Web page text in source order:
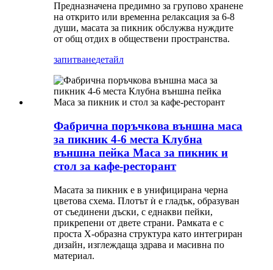
Предназначена предимно за групово хранене
на открито или временна релаксация за 6-8
души, масата за пикник обслужва нуждите
от общ отдих в обществени пространства.
запитванедетайл
Фабрична поръчкова външна маса
за пикник 4-6 места Клубна
външна пейка Маса за пикник и
стол за кафе-ресторант
Масата за пикник е в унифицирана черна
цветова схема. Плотът ѝ е гладък, образуван
от съединени дъски, с еднакви пейки,
прикрепени от двете страни. Рамката е с
проста X-образна структура като интегриран
дизайн, изглеждаща здрава и масивна по
материал.